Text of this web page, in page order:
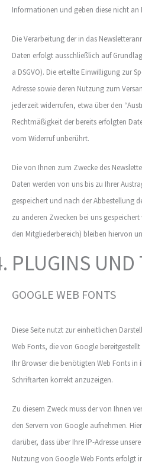
Informationen und geben diese nicht an
Die Verarbeitung der in das
Daten erfolgt ausschließlich auf
a DSGVO). Die erteilte Einwilligung zur
Adresse sowie deren Nutzung zum
jederzeit widerrufen, etwa über den
Rechtmäßigkeit der bereits erfolgten
vom Widerruf unberührt.
Die von Ihnen zum Zwecke des
Daten werden von uns bis zu Ihrer
gespeichert und nach der Abbestellung
zu anderen Zwecken bei uns
den Mitgliederbereich) bleiben hiervon
PLUGINS UND
GOOGLE WEB FONTS
Diese Seite nutzt zur einheitlichen
Web Fonts, die von Google
Ihr Browser die benötigten Web Fonts in
Schriftarten korrekt anzuzeigen.
Zu diesem Zweck muss der von Ihnen
den Servern von Google aufnehmen.
darüber, dass über Ihre IP-Adresse
Nutzung von Google Web Fonts erfolgt